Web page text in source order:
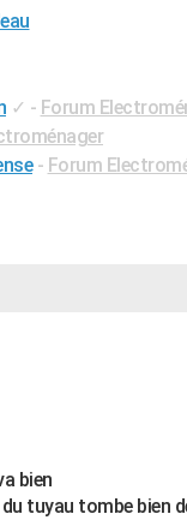
✓ - Forum
- Forum
bien
tuyau tombe bien